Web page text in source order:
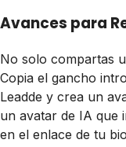
Avances para
No solo compartas
Copia el gancho
Leadde y crea un
un avatar de IA que
en el enlace de tu